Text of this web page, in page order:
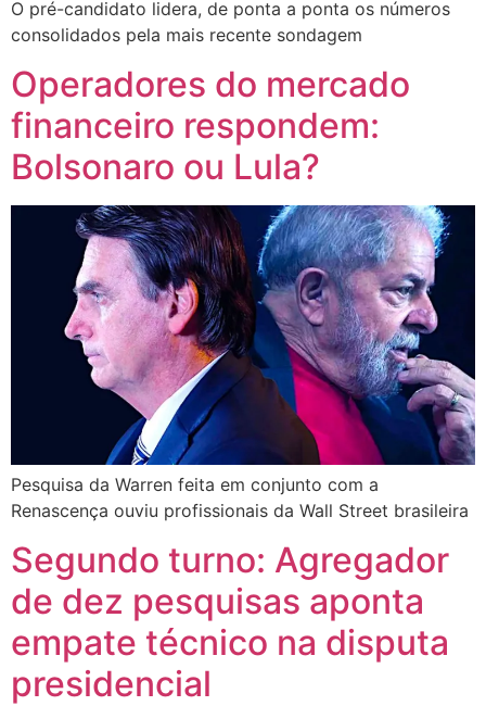
O pré-candidato lidera, de ponta a ponta os números
consolidados pela mais recente sondagem
Operadores do mercado
financeiro respondem:
Bolsonaro ou Lula?
Pesquisa da Warren feita em conjunto com a
Renascença ouviu profissionais da Wall Street brasileira
Segundo turno: Agregador
de dez pesquisas aponta
empate técnico na disputa
presidencial